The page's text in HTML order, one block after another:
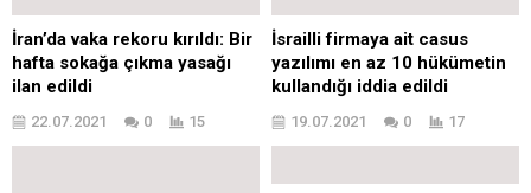
İran’da vaka rekoru kırıldı: Bir
hafta sokağa çıkma yasağı
ilan edildi
22.07.2021 0 15
İsrailli firmaya ait casus
yazılımı en az 10 hükümetin
kullandığı iddia edildi
19.07.2021 0 17